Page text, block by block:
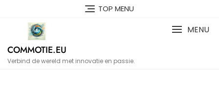
TOP MENU
COMMOTIE.EU
Verbind de wereld met innovatie en passie.
MENU